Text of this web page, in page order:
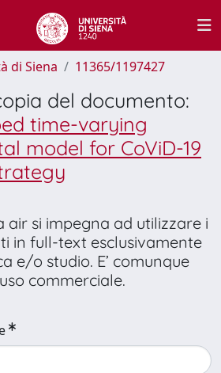
di Siena 11365/1197427
del documento:
time-varying
model for CoViD-19
air si impegna ad utilizzare i
in full-text esclusivamente
e/o studio. E’ comunque
commerciale.